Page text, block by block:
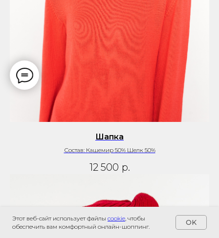
Этот веб-сайт использует файлы cookie, чтобы
обеспечить вам комфортный онлайн-шоппинг.
OK
Шапка
Состав: Кашемир 50% Шелк 50%
12 500 р.